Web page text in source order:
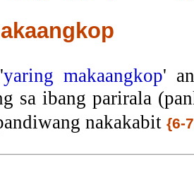
yaring makaangkop'
sa ibang parirala
nakakabit {6-